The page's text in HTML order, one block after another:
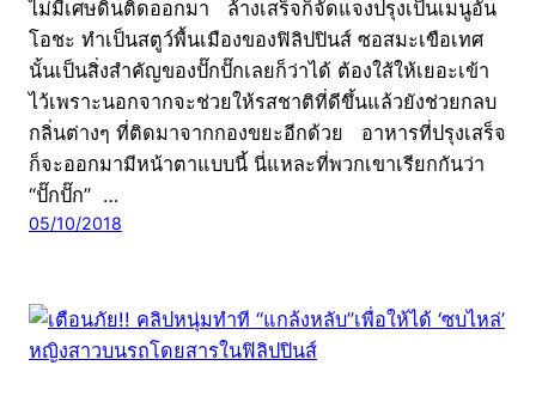
ไม่มีเศษดินติดออกมา ล้างเสร็จก็จัดแจงปรุงเป็นเมนูอัน
โอชะ ทำเป็นสตูว์พื้นเมืองของฟิลิปปินส์ ซอสมะเขือเทศ
นั้นเป็นสิ่งสำคัญของปั๊กปั๊กเลยก็ว่าได้ ต้องใส้ให้เยอะเข้า
ไว้เพราะนอกจากจะช่วยให้รสชาติที่ดีขึ้นแล้วยังช่วยกลบ
กลิ่นต่างๆ ที่ติดมาจากกองขยะอีกด้วย อาหารที่ปรุงเสร็จ
ก็จะออกมามีหน้าตาแบบนี้ นี่แหละที่พวกเขาเรียกกันว่า
“ปั๊กปั๊ก” …
05/10/2018